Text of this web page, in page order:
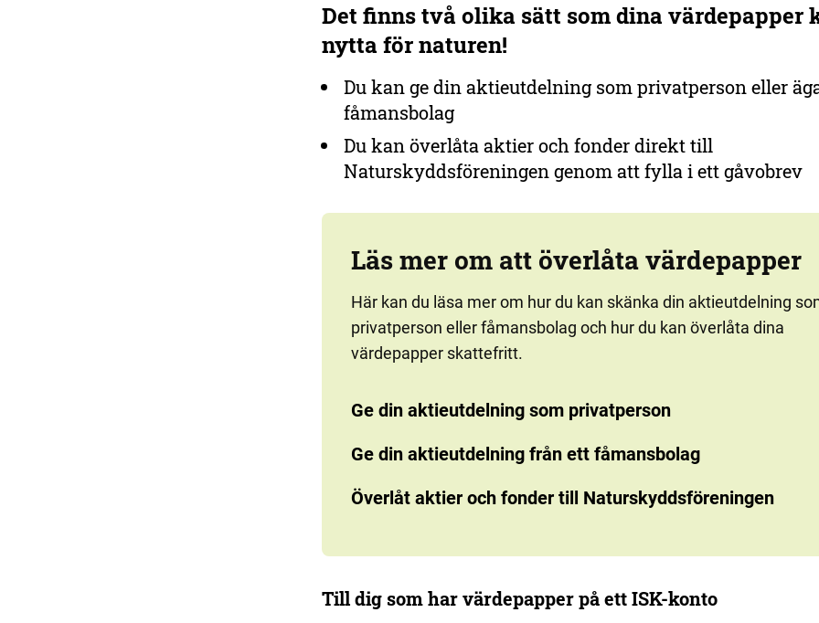
Det finns två olika sätt som dina värdepapper
nytta för naturen!
Du kan ge din aktieutdelning som privatperson eller
fåmansbolag
Du kan överlåta aktier och fonder direkt till
Naturskyddsföreningen genom att fylla i ett gåvobrev
Läs mer om att överlåta värdepapper
Här kan du läsa mer om hur du kan skänka din aktieutdelning
privatperson eller fåmansbolag och hur du kan överlåta dina
värdepapper skattefritt.
Ge din aktieutdelning som privatperson
Ge din aktieutdelning från ett fåmansbolag
Överlåt aktier och fonder till Naturskyddsföreningen
Till dig som har värdepapper på ett ISK-konto